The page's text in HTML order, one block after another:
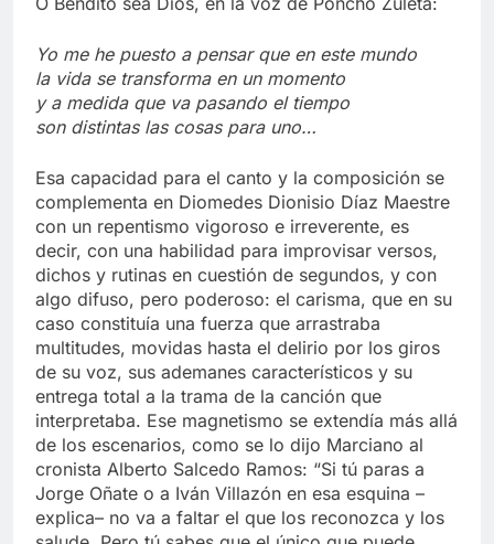
Yo me he puesto a pensar que en este mundo
la vida se transforma en un momento
y a medida que va pasando el tiempo
son distintas las cosas para uno…
Esa capacidad para el canto y la composición se
complementa en Diomedes Dionisio Díaz Maestre
con un repentismo vigoroso e irreverente, es
decir, con una habilidad para improvisar versos,
dichos y rutinas en cuestión de segundos, y con
algo difuso, pero poderoso: el carisma, que en su
caso constituía una fuerza que arrastraba
multitudes, movidas hasta el delirio por los giros
de su voz, sus ademanes característicos y su
entrega total a la trama de la canción que
interpretaba. Ese magnetismo se extendía más allá
de los escenarios, como se lo dijo Marciano al
cronista Alberto Salcedo Ramos: “Si tú paras a
Jorge Oñate o a Iván Villazón en esa esquina –
explica– no va a faltar el que los reconozca y los